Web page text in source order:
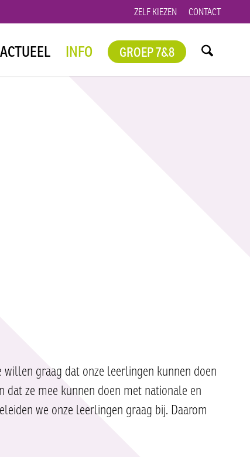
ZELF KIEZEN CONTACT
ACTUEEL INFO GROEP 7&8
graag dat onze leerlingen kunnen doen
ze mee kunnen doen met nationale en
we onze leerlingen graag bij. Daarom